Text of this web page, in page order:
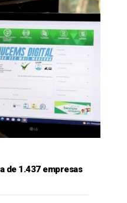
de 1.437 empresas